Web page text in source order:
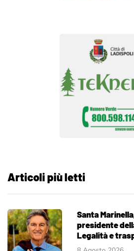
Articoli più letti
Santa
presidente
Legalità e